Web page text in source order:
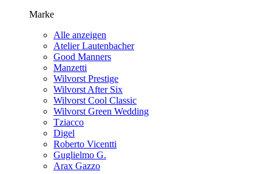
Marke
Alle anzeigen
Atelier Lautenbacher
Good Manners
Manzetti
Wilvorst Prestige
Wilvorst After Six
Wilvorst Cool Classic
Wilvorst Green Wedding
Tziacco
Digel
Roberto Vicentti
Guglielmo G.
Arax Gazzo